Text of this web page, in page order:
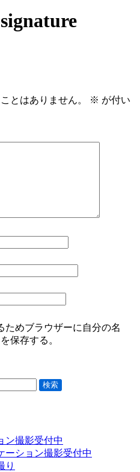
とはありません。 ※ が付い
ためブラウザーに自分の名
保存する。
ン撮影受付中
ーション撮影受付中
り